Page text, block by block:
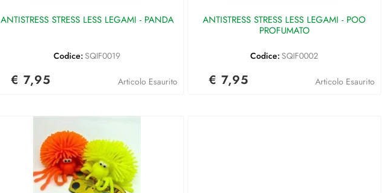
ANTISTRESS STRESS LESS LEGAMI - PANDA
Codice: SQIF0019
€ 7,95 Articolo Esaurito
ANTISTRESS STRESS LESS LEGAMI - POO
PROFUMATO
Codice: SQIF0002
€ 7,95 Articolo Esaurito